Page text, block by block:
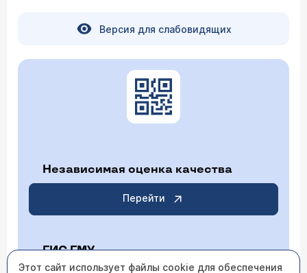
Версия для слабовидящих
Независимая оценка качества
Перейти
ГИС ГМУ
Этот сайт использует файлы cookie для обеспечения